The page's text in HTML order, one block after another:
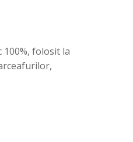
folosit la